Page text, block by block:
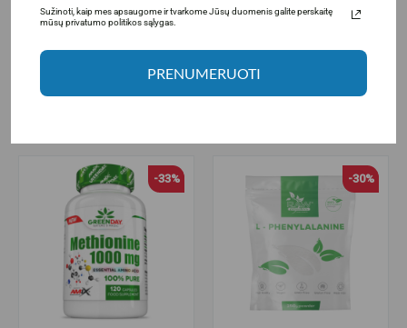
16.95€ 11.95€
Товар в наличии Товар в наличии
-33% -30%
Sužinoti, kaip mes apsaugome ir tvarkome Jūsų duomenis galite perskaitę
mūsų privatumo politikos sąlygas.
PRENUMERUOTI